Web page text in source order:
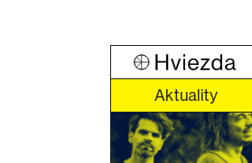
Aktuality